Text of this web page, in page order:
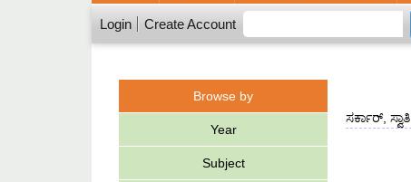
Login Create Account
Browse by
Year
Subject
ಸರ್ಕಾರ್, ಸ್ವಾತಿ